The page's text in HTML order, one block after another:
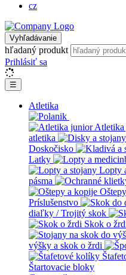
cz
Vyhľadávanie
hľadaný produkt
Prihlásiť sa
☰
Atletika
atletika
Doskočisko
Latky
Lopty
pásma
Príslušenstvo
diaľky / Trojitý skok
Skok o
výšky a skok o žrdi
Štartovacie bloky